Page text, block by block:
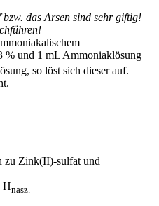
bzw. das Arsen sind sehr giftig!
% und 1 mL Ammoniaklösung
so löst sich dieser auf.
zu Zink(II)-sulfat und
Hnasz.